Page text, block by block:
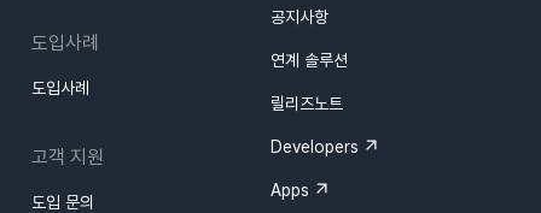
도입사례
도입사례
고객 지원
도입 문의
공지사항
연계 솔루션
릴리즈노트
Developers
Apps